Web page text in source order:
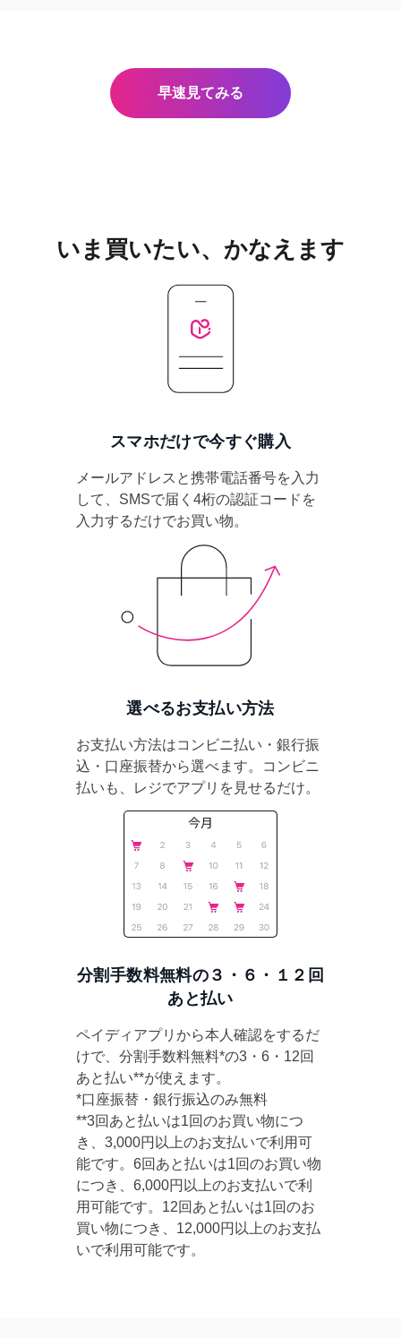
早速見てみる
いま買いたい、かなえます
スマホだけで今すぐ購入
メールアドレスと携帯電話番号を入力
して、SMSで届く4桁の認証コードを
入力するだけでお買い物。
選べるお支払い方法
お支払い方法はコンビニ払い・銀行振
込・口座振替から選べます。コンビニ
払いも、レジでアプリを見せるだけ。
分割手数料無料の３・６・１２回
あと払い
ペイディアプリから本人確認をするだ
けで、分割手数料無料*の3・6・12回
あと払い**が使えます。
*口座振替・銀行振込のみ無料
**3回あと払いは1回のお買い物につ
き、3,000円以上のお支払いで利用可
能です。6回あと払いは1回のお買い物
につき、6,000円以上のお支払いで利
用可能です。12回あと払いは1回のお
買い物につき、12,000円以上のお支払
いで利用可能です。